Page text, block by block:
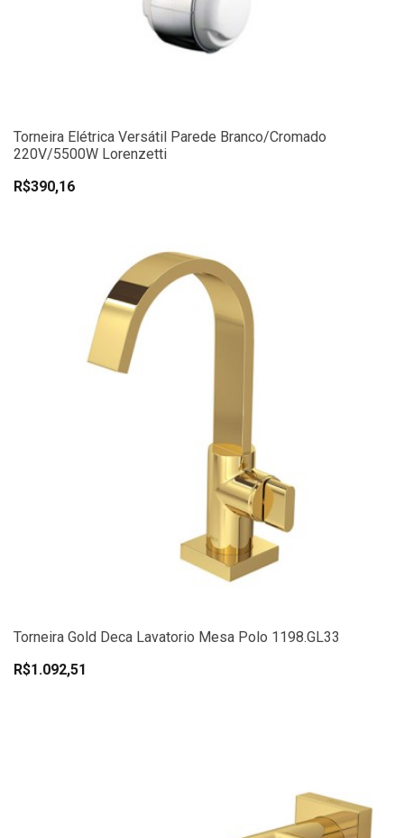
Torneira Elétrica Versátil Parede Branco/Cromado
220V/5500W Lorenzetti
R$390,16
Torneira Gold Deca Lavatorio Mesa Polo 1198.GL33
R$1.092,51